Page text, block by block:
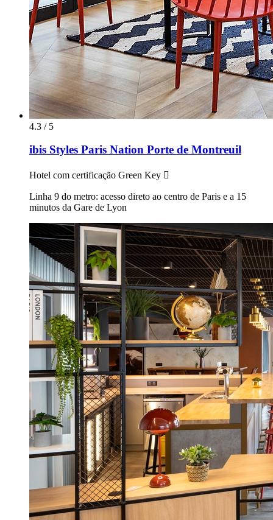
4.3 / 5
ibis Styles Paris Nation Porte de Montreuil
Hotel com certificação Green Key 
Linha 9 do metro: acesso direto ao centro de Paris e a 15
minutos da Gare de Lyon